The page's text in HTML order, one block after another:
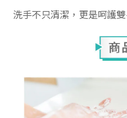
洗手不只清潔，更是呵護